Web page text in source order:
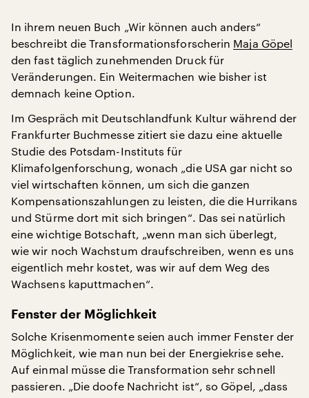
In ihrem neuen Buch „Wir können auch anders“
beschreibt die Transformationsforscherin Maja Göpel
den fast täglich zunehmenden Druck für
Veränderungen. Ein Weitermachen wie bisher ist
demnach keine Option.
Im Gespräch mit Deutschlandfunk Kultur während der
Frankfurter Buchmesse zitiert sie dazu eine aktuelle
Studie des Potsdam-Instituts für
Klimafolgenforschung, wonach „die USA gar nicht so
viel wirtschaften können, um sich die ganzen
Kompensationszahlungen zu leisten, die die Hurrikans
und Stürme dort mit sich bringen“. Das sei natürlich
eine wichtige Botschaft, „wenn man sich überlegt,
wie wir noch Wachstum draufschreiben, wenn es uns
eigentlich mehr kostet, was wir auf dem Weg des
Wachsens kaputtmachen“.
Fenster der Möglichkeit
Solche Krisenmomente seien auch immer Fenster der
Möglichkeit, wie man nun bei der Energiekrise sehe.
Auf einmal müsse die Transformation sehr schnell
passieren. „Die doofe Nachricht ist“, so Göpel, „dass